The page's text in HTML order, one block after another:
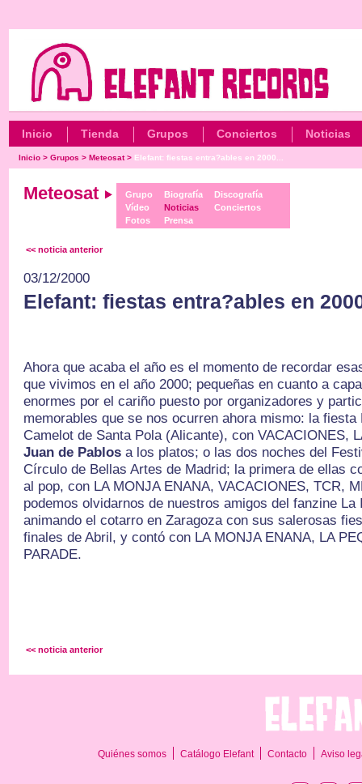
Inicio Tienda Grupos Conciertos Noticias
Inicio >Grupos >Meteosat> Elefant: fiestas entra?ables en 2000...
Meteosat
Grupo
Vídeo
Fotos
Biografía
Noticias
Prensa
Discografía
Conciertos
<< noticia anterior
03/12/2000
Elefant: fiestas entra?ables en
Ahora que acaba el año es el momento de recordar
que vivimos en el año 2000; pequeñas en cuanto a
enormes por el cariño puesto por organizadores y
memorables que se nos ocurren ahora mismo: la fiesta
Camelot de Santa Pola (Alicante), con VACACIONES,
Juan de Pablosa los platos; o las dos noches del
Círculo de Bellas Artes de Madrid; la primera de ellas
al pop, con LA MONJA ENANA, VACACIONES, TCR,
podemos olvidarnos de nuestros amigos del fanzine
animando el cotarro en Zaragoza con sus salerosas
finales de Abril, y contó con LA MONJA ENANA, LA
PARADE.
<< noticia anterior
Quiénes somos Catálogo Elefant Contacto Aviso